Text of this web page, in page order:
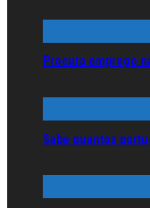
Procura emprego
Sabe quantos